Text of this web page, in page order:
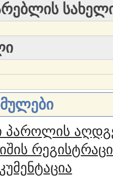
პაროლის